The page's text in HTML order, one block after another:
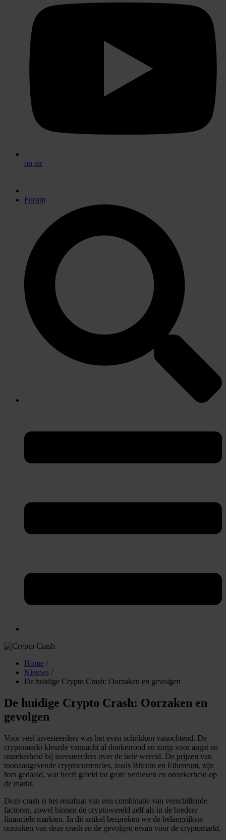
on air
Forum
Home /
Nieuws /
De huidige Crypto Crash: Oorzaken en gevolgen
De huidige Crypto Crash: Oorzaken en
gevolgen
​​Voor veel investeerders was het even schrikken vanochtend. De
cryptomarkt kleurde vannacht al donkerrood en zorgt voor angst en
onzekerheid bij investeerders over de hele wereld. De prijzen van
toonaangevende cryptocurrencies, zoals Bitcoin en Ethereum, zijn
fors gedaald, wat heeft geleid tot grote verliezen en onzekerheid op
de markt.
Deze crash is het resultaat van een combinatie van verschillende
factoren, zowel binnen de cryptowereld zelf als in de bredere
financiële markten. In dit artikel bespreken we de belangrijkste
oorzaken van deze crash en de gevolgen ervan voor de cryptomarkt.